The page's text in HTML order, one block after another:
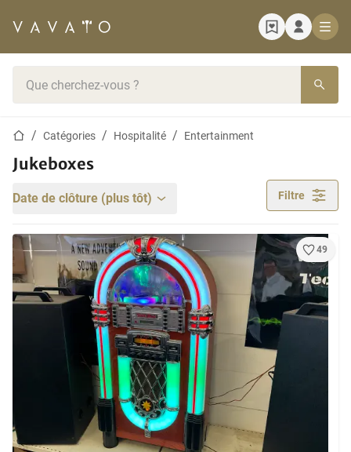
Page d'accueil
Catégories Hospitalité Entertainment
Jukeboxes
Date de clôture (plus tôt) Filtre
49